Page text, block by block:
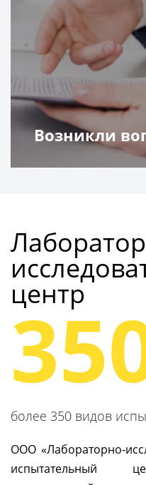
Возникли
центр
более 350 видов
ООО «Лабораторно-
испытательный